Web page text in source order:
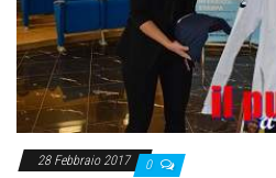
28 Febbraio 2017 0